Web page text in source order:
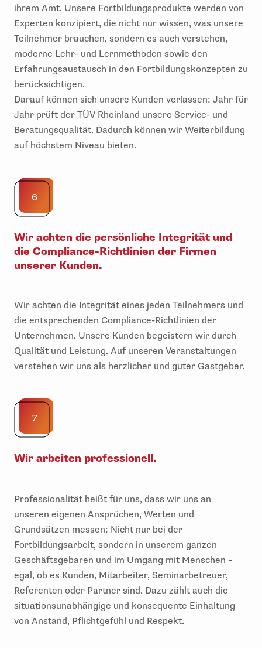
ihrem Amt. Unsere Fortbildungsprodukte werden von
Experten konzipiert, die nicht nur wissen, was unsere
Teilnehmer brauchen, sondern es auch verstehen,
moderne Lehr- und Lernmethoden sowie den
Erfahrungsaustausch in den Fortbildungskonzepten zu
berücksichtigen.
Darauf können sich unsere Kunden verlassen: Jahr für
Jahr prüft der TÜV Rheinland unsere Service- und
Beratungsqualität. Dadurch können wir Weiterbildung
auf höchstem Niveau bieten.
6
Wir achten die persönliche Integrität und
die Compliance-Richtlinien der Firmen
unserer Kunden.
Wir achten die Integrität eines jeden Teilnehmers und
die entsprechenden Compliance-Richtlinien der
Unternehmen. Unsere Kunden begeistern wir durch
Qualität und Leistung. Auf unseren Veranstaltungen
verstehen wir uns als herzlicher und guter Gastgeber.
7
Wir arbeiten professionell.
Professionalität heißt für uns, dass wir uns an
unseren eigenen Ansprüchen, Werten und
Grundsätzen messen: Nicht nur bei der
Fortbildungsarbeit, sondern in unserem ganzen
Geschäftsgebaren und im Umgang mit Menschen –
egal, ob es Kunden, Mitarbeiter, Seminarbetreuer,
Referenten oder Partner sind. Dazu zählt auch die
situationsunabhängige und konsequente Einhaltung
von Anstand, Pflichtgefühl und Respekt.